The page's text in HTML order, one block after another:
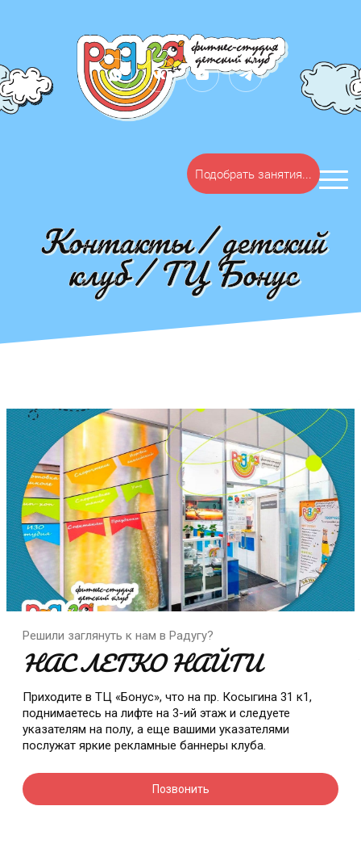
Контакты / детский
клуб / ТЦ Бонус
Решили заглянуть к нам в Радугу?
НАС ЛЕГКО НАЙТИ
Приходите в ТЦ «Бонус», что на пр. Косыгина 31 к1,
поднимаетесь на лифте на 3-ий этаж и следуете
указателям на полу, а еще вашими указателями
послужат яркие рекламные баннеры клуба.
Позвонить
Подобрать занятия...